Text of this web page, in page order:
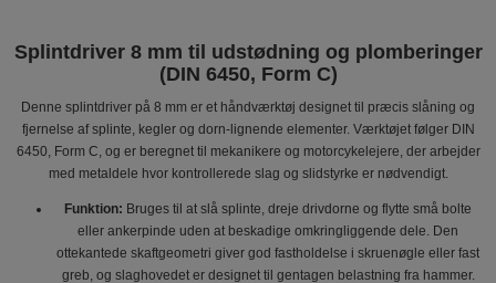
Splintdriver 8 mm til udstødning og plomberinger
(DIN 6450, Form C)
Denne splintdriver på 8 mm er et håndværktøj designet til præcis slåning og
fjernelse af splinte, kegler og dorn-lignende elementer. Værktøjet følger DIN
6450, Form C, og er beregnet til mekanikere og motorcykelejere, der arbejder
med metaldele hvor kontrollerede slag og slidstyrke er nødvendigt.
Funktion: Bruges til at slå splinte, dreje drivdorne og flytte små bolte
eller ankerpinde uden at beskadige omkringliggende dele. Den
ottekantede skaftgeometri giver god fastholdelse i skruenøgle eller fast
greb, og slaghovedet er designet til gentagen belastning fra hammer.